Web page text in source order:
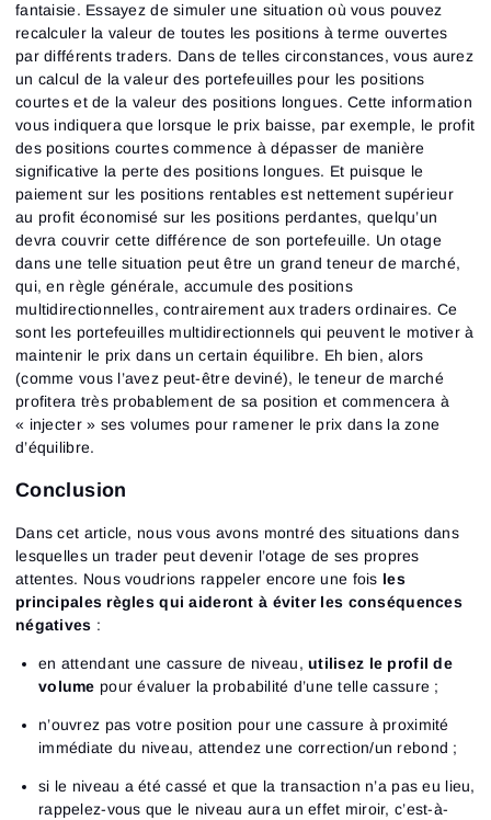
fantaisie. Essayez de simuler une situation où vous pouvez
recalculer la valeur de toutes les positions à terme ouvertes
par différents traders. Dans de telles circonstances, vous aurez
un calcul de la valeur des portefeuilles pour les positions
courtes et de la valeur des positions longues. Cette information
vous indiquera que lorsque le prix baisse, par exemple, le profit
des positions courtes commence à dépasser de manière
significative la perte des positions longues. Et puisque le
paiement sur les positions rentables est nettement supérieur
au profit économisé sur les positions perdantes, quelqu’un
devra couvrir cette différence de son portefeuille. Un otage
dans une telle situation peut être un grand teneur de marché,
qui, en règle générale, accumule des positions
multidirectionnelles, contrairement aux traders ordinaires. Ce
sont les portefeuilles multidirectionnels qui peuvent le motiver à
maintenir le prix dans un certain équilibre. Eh bien, alors
(comme vous l’avez peut-être deviné), le teneur de marché
profitera très probablement de sa position et commencera à
« injecter » ses volumes pour ramener le prix dans la zone
d’équilibre.
Conclusion
Dans cet article, nous vous avons montré des situations dans
lesquelles un trader peut devenir l’otage de ses propres
attentes. Nous voudrions rappeler encore une fois les
principales règles qui aideront à éviter les conséquences
négatives :
en attendant une cassure de niveau,utilisez le profil de
volume pour évaluer la probabilité d’une telle cassure ;
n’ouvrez pas votre position pour une cassure à proximité
immédiate du niveau, attendez une correction/un rebond ;
si le niveau a été cassé et que la transaction n’a pas eu lieu,
rappelez-vous que le niveau aura un effet miroir, c’est-à-